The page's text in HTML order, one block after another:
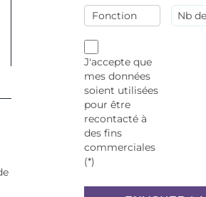
J'accepte que
mes données
soient utilisées
pour être
recontacté à
des fins
commerciales
(*)